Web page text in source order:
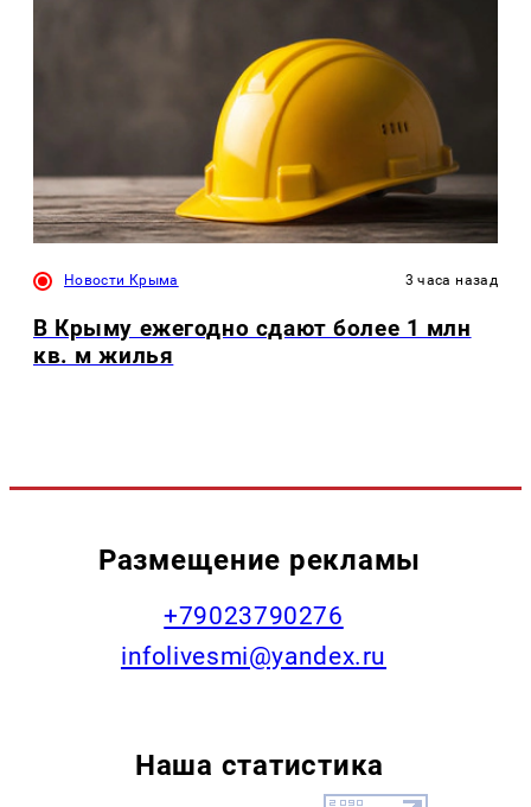
Новости Крыма 3 часа назад
В Крыму ежегодно сдают более 1 млн
кв. м жилья
Размещение рекламы
+79023790276
infolivesmi@yandex.ru
Наша статистика